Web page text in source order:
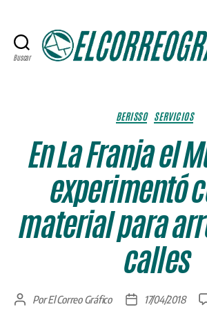
Buscar
Categorías
BERISSO SERVICIOS
En La Franja el
experimentó
material para
calles
AutorPorEl Correo Gráfico
Fecha17/04/2018